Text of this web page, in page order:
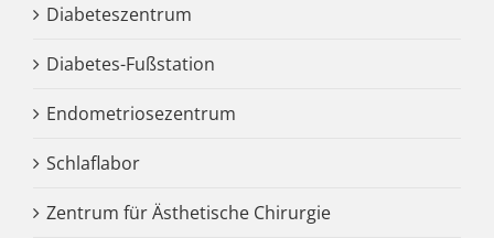
Diabeteszentrum
Diabetes-Fußstation
Endometriosezentrum
Schlaflabor
Zentrum für Ästhetische Chirurgie